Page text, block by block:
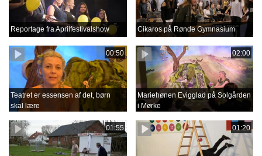
Reportage fra Aprilfestivalshow Cikaros på Rønde Gymnasium
00:50
Teatret er essensen af det, børn
skal lære
02:00
Mariehønen Evigglad på Solgården
i Mørke
01:55 01:20